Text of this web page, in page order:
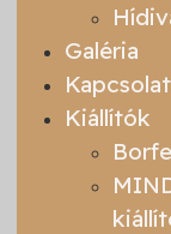
Galéria
Kapcsolat
Kiállítók